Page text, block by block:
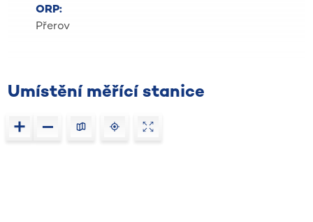
ORP:
Přerov
Umístění měřící stanice